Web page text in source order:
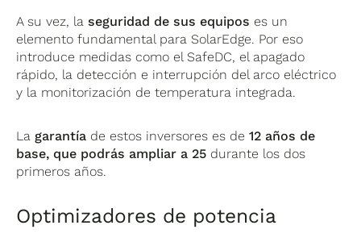
A su vez, laseguridad de sus equipos es un
elemento fundamental para SolarEdge. Por eso
introduce medidas como el SafeDC, el apagado
rápido, la detección e interrupción del arco eléctrico
y la monitorización de temperatura integrada.
La garantía de estos inversores es de12 años de
base, que podrás ampliar a 25 durante los dos
primeros años.
Optimizadores de potencia